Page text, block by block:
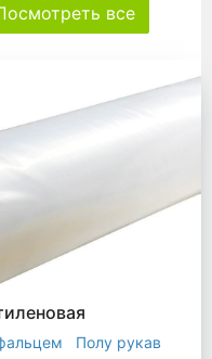
все
Полу рукав